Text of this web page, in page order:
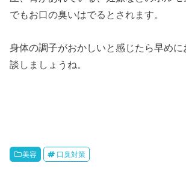
でもお口の臭いはでるとされます。
身体の調子がおかしいと感じたら早めに
談しましょうね。
美容 口臭対策